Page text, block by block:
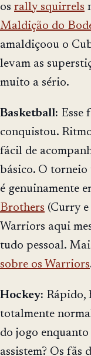
os rally squirrels
Maldição do
amaldiçoou o
levam as
muito a sério.
Basketball: Esse
conquistou.
fácil de
básico. O
é genuinamente
Brothers (Curry
Warriors aqui
tudo pessoal.
sobre os Warriors
Hockey: Rápido,
totalmente
do jogo
assistem? Os fãs